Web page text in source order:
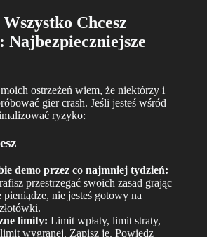
Chcesz
Najbezpieczniejsze
ostrzeżeń wiem, że niektórzy i
gier crash. Jeśli jesteś wśród
ryzyko:
demo przez co najmniej tydzień:
przestrzegać swoich zasad grając
pieniądze, nie jesteś gotowy na
limity: Limit wpłaty, limit straty,
wygranej. Zapisz je. Powiedz